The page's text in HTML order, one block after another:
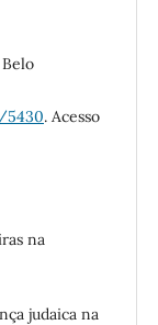
. Acesso
na
judaica na